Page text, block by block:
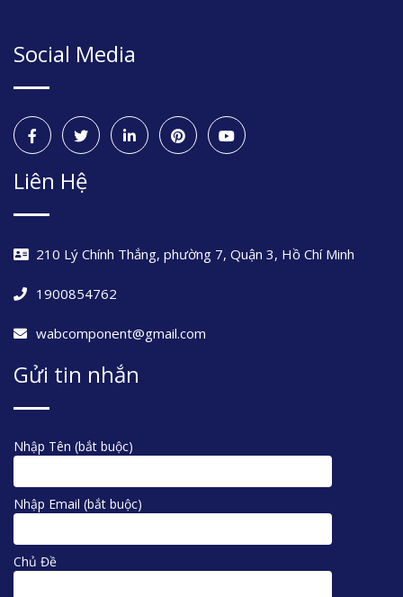
Social Media
Liên Hệ
210 Lý Chính Thắng, phường 7, Quận 3, Hồ Chí Minh
1900854762
wabcomponent@gmail.com
Gửi tin nhắn
Nhập Tên (bắt buộc)
Nhập Email (bắt buộc)
Chủ Đề